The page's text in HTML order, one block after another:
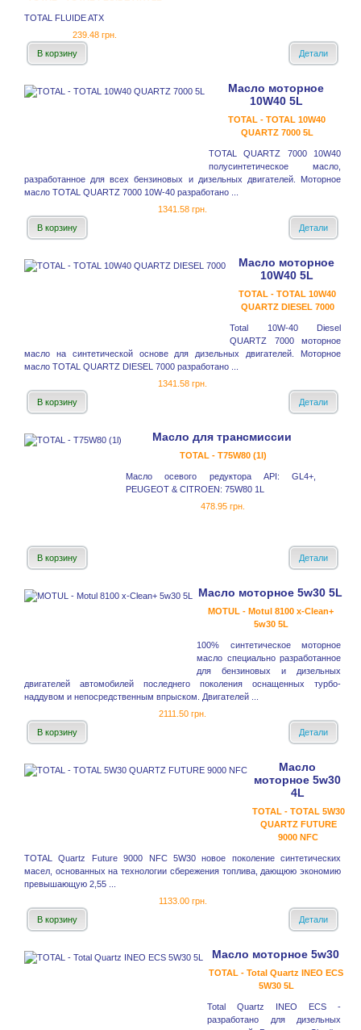
TOTAL FLUIDE ATX
239.48 грн.
В корзину
Детали
Масло моторное
10W40 5L
TOTAL - TOTAL 10W40
QUARTZ 7000 5L
TOTAL QUARTZ 7000 10W40
полусинтетическое масло,
разработанное для всех бензиновых и дизельных двигателей. Моторное
масло TOTAL QUARTZ 7000 10W-40 разработано ...
1341.58 грн.
В корзину
Детали
Масло моторное
10W40 5L
TOTAL - TOTAL 10W40
QUARTZ DIESEL 7000
Total 10W-40 Diesel
QUARTZ 7000 моторное
масло на синтетической основе для дизельных двигателей. Моторное
масло TOTAL QUARTZ DIESEL 7000 разработано ...
1341.58 грн.
В корзину
Детали
Масло для трансмиссии
TOTAL - T75W80 (1l)
Масло осевого редуктора API: GL4+,
PEUGEOT & CITROEN: 75W80 1L
478.95 грн.
В корзину Детали
Масло моторное 5w30 5L
MOTUL - Motul 8100 x-Clean+
5w30 5L
100% синтетическое моторное
масло специально разработанное
для бензиновых и дизельных
двигателей автомобилей последнего поколения оснащенных турбо-
наддувом и непосредственным впрыском. Двигателей ...
2111.50 грн.
В корзину
Детали
Масло
моторное 5w30
4L
TOTAL - TOTAL 5W30
QUARTZ FUTURE
9000 NFC
TOTAL Quartz Future 9000 NFC 5W30 новое поколение синтетических
масел, основанных на технологии сбережения топлива, дающюю экономию
превышающую 2,55 ...
1133.00 грн.
В корзину
Детали
Масло моторное 5w30
TOTAL - Total Quartz INEO ECS
5W30 5L
Total Quartz INEO ECS -
разработано для дизельных